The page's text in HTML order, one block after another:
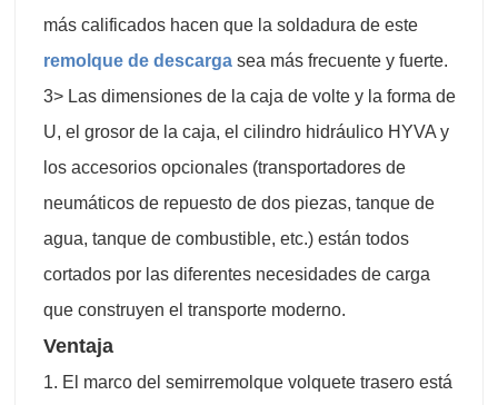
más calificados hacen que la soldadura de este
remolque de descarga sea más frecuente y fuerte.
3> Las dimensiones de la caja de volte y la forma de
U, el grosor de la caja, el cilindro hidráulico HYVA y
los accesorios opcionales (transportadores de
neumáticos de repuesto de dos piezas, tanque de
agua, tanque de combustible, etc.) están todos
cortados por las diferentes necesidades de carga
que construyen el transporte moderno.
Ventaja
1. El marco del semirremolque volquete trasero está